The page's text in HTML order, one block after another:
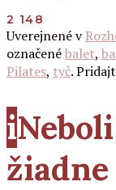
2 148
Uverejnené v
označenébalet,
Pilates, tyč.
i